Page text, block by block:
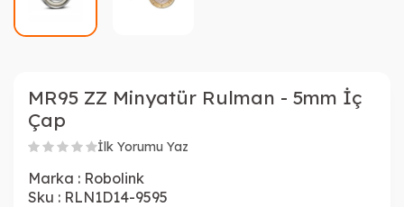
MR95 ZZ Minyatür Rulman - 5mm İç
Çap
İlk Yorumu Yaz
Marka : Robolink
Sku : RLN1D14-9595